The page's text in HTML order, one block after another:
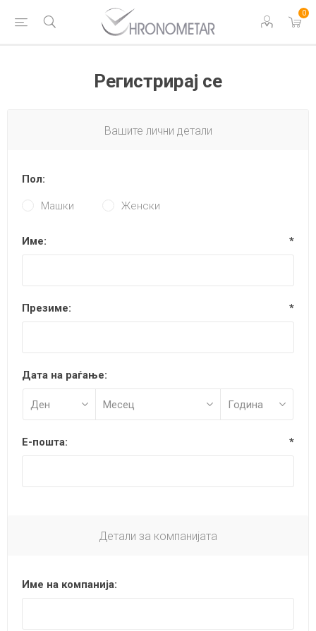
0
Регистрирај се
Вашите лични детали
Пол:
Машки Женски
Име: *
Презиме: *
Дата на раѓање:
Е-пошта: *
Детали за компанијата
Име на компанија: